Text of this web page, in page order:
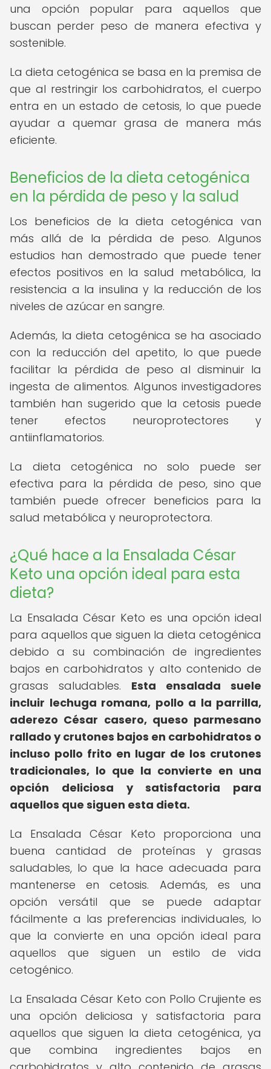
una opción popular para aquellos que
buscan perder peso de manera efectiva y
sostenible.
La dieta cetogénica se basa en la premisa de
que al restringir los carbohidratos, el cuerpo
entra en un estado de cetosis, lo que puede
ayudar a quemar grasa de manera más
eficiente.
Beneficios de la dieta cetogénica
en la pérdida de peso y la salud
Los beneficios de la dieta cetogénica van
más allá de la pérdida de peso. Algunos
estudios han demostrado que puede tener
efectos positivos en la salud metabólica, la
resistencia a la insulina y la reducción de los
niveles de azúcar en sangre.
Además, la dieta cetogénica se ha asociado
con la reducción del apetito, lo que puede
facilitar la pérdida de peso al disminuir la
ingesta de alimentos. Algunos investigadores
también han sugerido que la cetosis puede
tener efectos neuroprotectores y
antiinflamatorios.
La dieta cetogénica no solo puede ser
efectiva para la pérdida de peso, sino que
también puede ofrecer beneficios para la
salud metabólica y neuroprotectora.
¿Qué hace a la Ensalada César
Keto una opción ideal para esta
dieta?
La Ensalada César Keto es una opción ideal
para aquellos que siguen la dieta cetogénica
debido a su combinación de ingredientes
bajos en carbohidratos y alto contenido de
grasas saludables. Esta ensalada suele
incluir lechuga romana, pollo a la parrilla,
aderezo César casero, queso parmesano
rallado y crutones bajos en carbohidratos o
incluso pollo frito en lugar de los crutones
tradicionales, lo que la convierte en una
opción deliciosa y satisfactoria para
aquellos que siguen esta dieta.
La Ensalada César Keto proporciona una
buena cantidad de proteínas y grasas
saludables, lo que la hace adecuada para
mantenerse en cetosis. Además, es una
opción versátil que se puede adaptar
fácilmente a las preferencias individuales, lo
que la convierte en una opción ideal para
aquellos que siguen un estilo de vida
cetogénico.
La Ensalada César Keto con Pollo Crujiente es
una opción deliciosa y satisfactoria para
aquellos que siguen la dieta cetogénica, ya
que combina ingredientes bajos en